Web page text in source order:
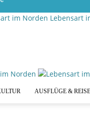
Lebensart
AUSFLÜGE &